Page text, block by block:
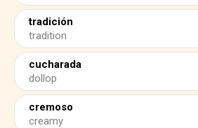
tradición
tradition
cucharada
dollop
cremoso
creamy